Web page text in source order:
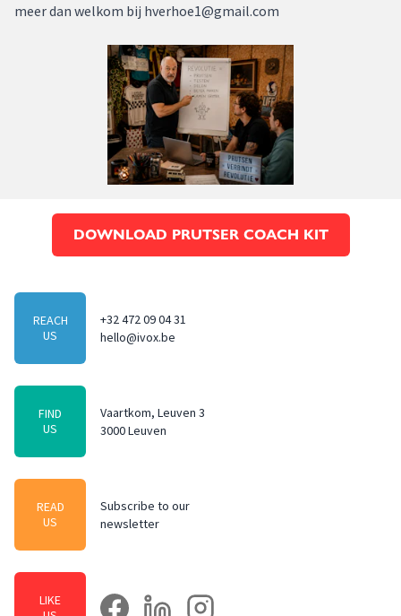
meer dan welkom bij hverhoe1@gmail.com
DOWNLOAD PRUTSER COACH KIT
REACH
US
+32 472 09 04 31
hello@ivox.be
FIND
US
Vaartkom, Leuven 3
3000 Leuven
READ
US
Subscribe to our
newsletter
LIKE
facebooklinkedininstagram